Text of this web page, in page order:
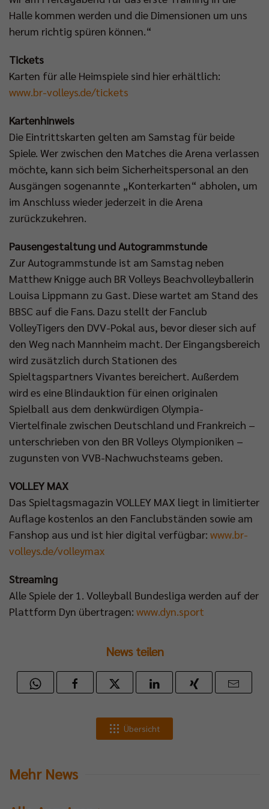
Halle kommen werden und die Dimensionen um uns
herum richtig spüren können.“
Tickets
Karten für alle Heimspiele sind hier erhältlich:
www.br-volleys.de/tickets
Kartenhinweis
Die Eintrittskarten gelten am Samstag für beide
Spiele. Wer zwischen den Matches die Arena verlassen
möchte, kann sich beim Sicherheitspersonal an den
Ausgängen sogenannte „Konterkarten“ abholen, um
im Anschluss wieder jederzeit in die Arena
zurückzukehren.
Pausengestaltung und Autogrammstunde
Zur Autogrammstunde ist am Samstag neben
Matthew Knigge auch BR Volleys Beachvolleyballerin
Louisa Lippmann zu Gast. Diese wartet am Stand des
BBSC auf die Fans. Dazu stellt der Fanclub
VolleyTigers den DVV-Pokal aus, bevor dieser sich auf
den Weg nach Mannheim macht. Der Eingangsbereich
wird zusätzlich durch Stationen des
Spieltagspartners Vivantes bereichert. Außerdem
wird es eine Blindauktion für einen originalen
Spielball aus dem denkwürdigen Olympia-
Viertelfinale zwischen Deutschland und Frankreich –
unterschrieben von den BR Volleys Olympioniken –
zugunsten von VVB-Nachwuchsteams geben.
VOLLEY MAX
Das Spieltagsmagazin VOLLEY MAX liegt in limitierter
Auflage kostenlos an den Fanclubständen sowie am
Fanshop aus und ist hier digital verfügbar: www.br-
volleys.de/volleymax
Streaming
Alle Spiele der 1. Volleyball Bundesliga werden auf der
Plattform Dyn übertragen: www.dyn.sport
News teilen
Übersicht
Mehr News